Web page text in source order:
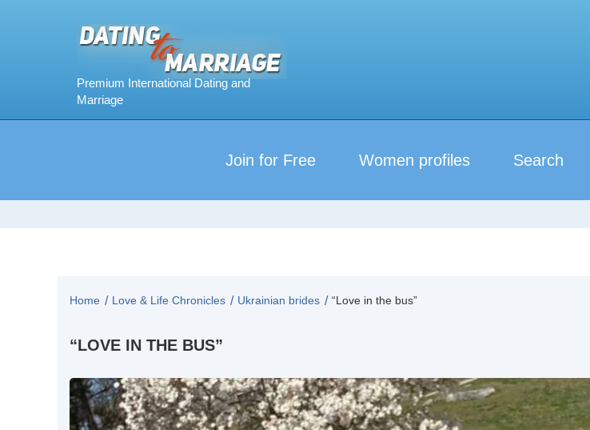
Join for Free Women profiles Search
Home Love & Life Chronicles Ukrainian brides “Love in the bus”
“LOVE IN THE BUS”